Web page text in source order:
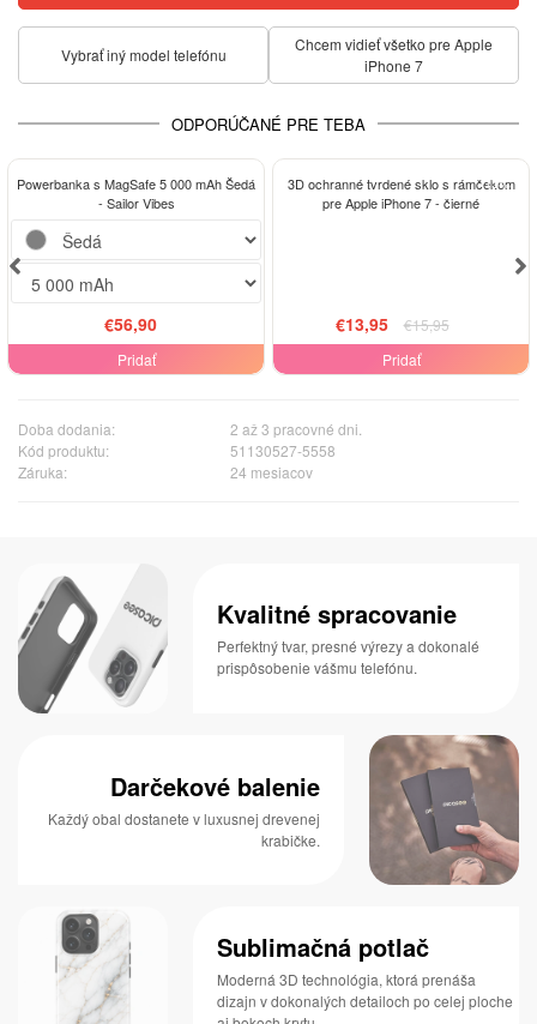
Vybrať iný model telefónu
Chcem vidieť všetko pre Apple
iPhone 7
ODPORÚČANÉ PRE TEBA
Powerbanka s MagSafe 5 000 mAh Šedá
- Sailor Vibes
€56,90
Pridať
-13%
3D ochranné tvrdené sklo s rámčekom
pre Apple iPhone 7 - čierné
€13,95
€15,95
Pridať
Doba dodania:
2 až 3 pracovné dni.
Kód produktu:
51130527-5558
Záruka:
24 mesiacov
Kvalitné spracovanie
Perfektný tvar, presné výrezy a dokonalé
prispôsobenie vášmu telefónu.
Darčekové balenie
Každý obal dostanete v luxusnej drevenej
krabičke.
Sublimačná potlač
Moderná 3D technológia, ktorá prenáša
dizajn v dokonalých detailoch po celej ploche